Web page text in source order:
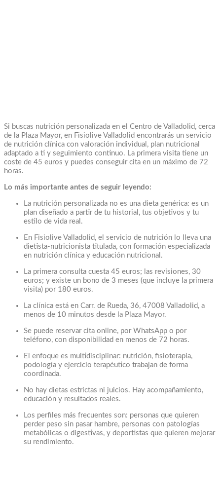
Si buscas nutrición personalizada en el Centro de Valladolid, cerca
de la Plaza Mayor, en Fisiolive Valladolid encontrarás un servicio
de nutrición clínica con valoración individual, plan nutricional
adaptado a ti y seguimiento continuo. La primera visita tiene un
coste de 45 euros y puedes conseguir cita en un máximo de 72
horas.
Lo más importante antes de seguir leyendo:
La nutrición personalizada no es una dieta genérica: es un
plan diseñado a partir de tu historial, tus objetivos y tu
estilo de vida real.
En Fisiolive Valladolid, el servicio de nutrición lo lleva una
dietista-nutricionista titulada, con formación especializada
en nutrición clínica y educación nutricional.
La primera consulta cuesta 45 euros; las revisiones, 30
euros; y existe un bono de 3 meses (que incluye la primera
visita) por 180 euros.
La clínica está en Carr. de Rueda, 36, 47008 Valladolid, a
menos de 10 minutos desde la Plaza Mayor.
Se puede reservar cita online, por WhatsApp o por
teléfono, con disponibilidad en menos de 72 horas.
El enfoque es multidisciplinar: nutrición, fisioterapia,
podología y ejercicio terapéutico trabajan de forma
coordinada.
No hay dietas estrictas ni juicios. Hay acompañamiento,
educación y resultados reales.
Los perfiles más frecuentes son: personas que quieren
perder peso sin pasar hambre, personas con patologías
metabólicas o digestivas, y deportistas que quieren mejorar
su rendimiento.